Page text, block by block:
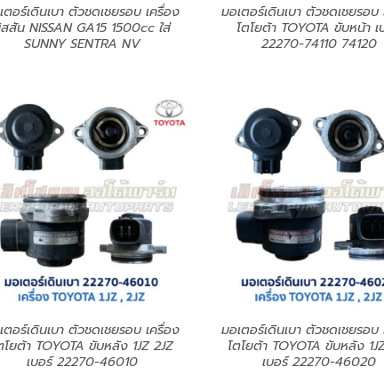
ตอร์เดินเบา ตัวชดเชยรอบ เครื่อง
สัน NISSAN GA15 1500cc ใส่
SUNNY SENTRA NV
มอเตอร์เดินเบา ตัวชดเชยรอบ
โตโยต้า TOYOTA ขับหน้า
22270-74110 74120
ตอร์เดินเบา ตัวชดเชยรอบ เครื่อง
โยต้า TOYOTA ขับหลัง 1JZ 2JZ
เบอร์ 22270-46010
มอเตอร์เดินเบา ตัวชดเชยรอบ
โตโยต้า TOYOTA ขับหลัง
เบอร์ 22270-46020